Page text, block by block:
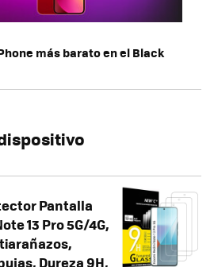
más barato en el Black
Pantalla
13 Pro 5G/4G,
Dureza 9H,